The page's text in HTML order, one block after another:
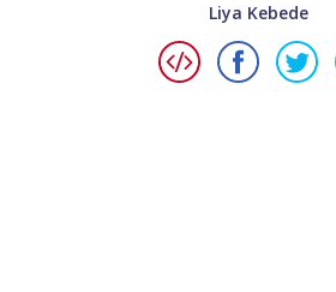
Liya Kebede